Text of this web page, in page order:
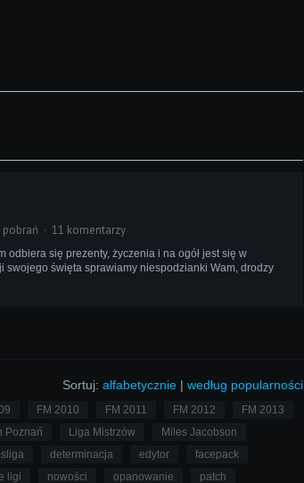
pobrań 11 komentarzy
się prezenty, życzenia i na ogół jest się w
święta sprawiamy niespodzianki Wam, drodzy
Sortuj: alfabetycznie |według popularności
FM 2010 FM 2011 FM 2012
FM 2013
Poznań Liga Mistrzów
Miles Jacobson
determinacja edytor
facepack
ligi nowości opanowanie
patch